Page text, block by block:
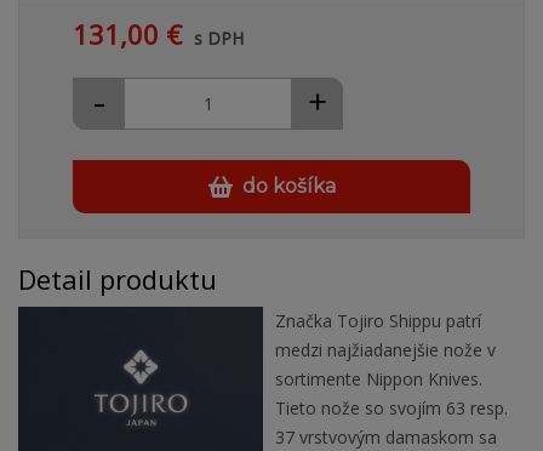
131,00 € s DPH
+
-
do košíka
Detail produktu
Značka Tojiro Shippu patrí
medzi najžiadanejšie nože v
sortimente Nippon Knives.
Tieto nože so svojím 63 resp.
37 vrstvovým damaskom sa